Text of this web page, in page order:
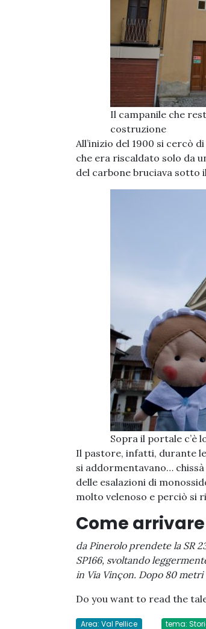
Il campanile che
costruzione
All’inizio del 1900 si cercò
che era riscaldato solo da
del carbone bruciava sotto
Sopra il portale c’è
Il pastore, infatti, durante
si addormentavano…
delle esalazioni di
molto velenoso e perciò si
Come
da Pinerolo prendete la SR
SP166, svoltando
in Via Vinçon. Dopo 80
Do you want to read the
Area: Val Pellice tema: